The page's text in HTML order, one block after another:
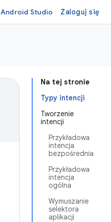
Android Studio Zaloguj się
Na tej stronie
Typy intencji
Tworzenie
intencji
Przykładowa
intencja
bezpośrednia
Przykładowa
intencja
ogólna
Wymuszanie
selektora
aplikacji